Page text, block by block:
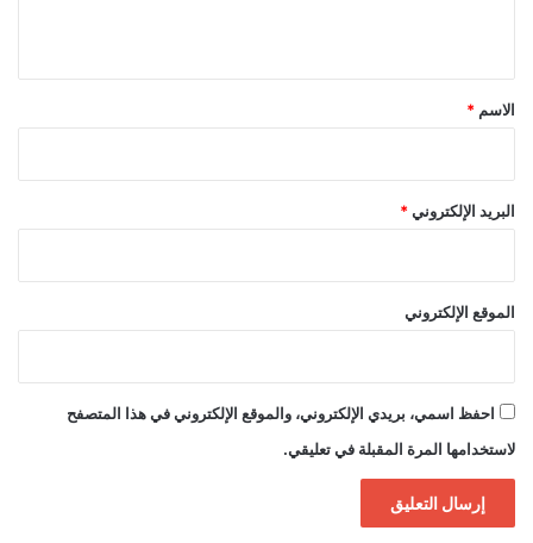
*
الاسم *
البريد الإلكتروني *
الموقع الإلكتروني
احفظ اسمي، بريدي الإلكتروني، والموقع الإلكتروني في هذا المتصفح
لاستخدامها المرة المقبلة في تعليقي.